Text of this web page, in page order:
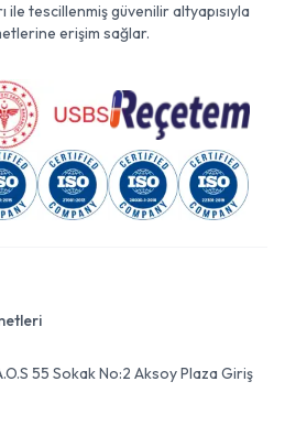
tescillenmiş güvenilir altyapısıyla
erişim sağlar.
55 Sokak No:2 Aksoy Plaza Giriş